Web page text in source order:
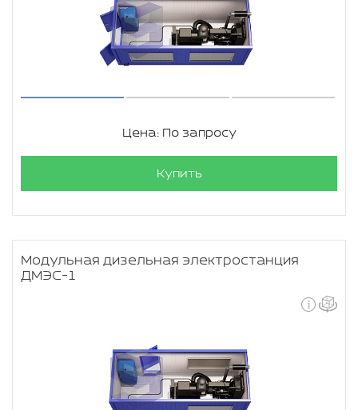
Цена: По запросу
Купить
Модульная дизельная электростанция
ДМЭС-1